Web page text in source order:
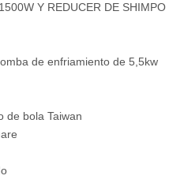
Y REDUCER DE SHIMPO
de enfriamiento de 5,5kw
de bola Taiwan